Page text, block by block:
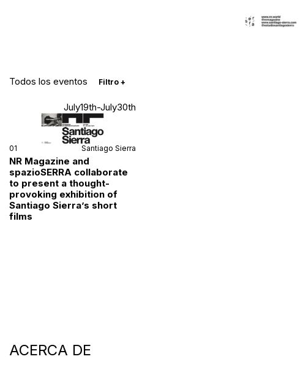
Todos los eventos Filtro +
July19th-July30th
01 Santiago Sierra
NR Magazine and
spazioSERRA collaborate
to present a thought-
provoking exhibition of
Santiago Sierra’s short
films
ACERCA DE